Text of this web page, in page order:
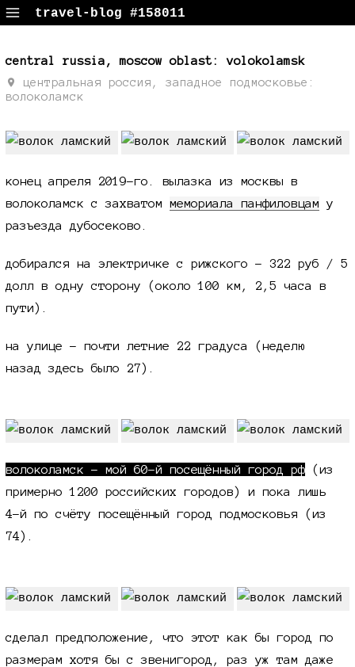
travel-blog #158011
central russia, moscow oblast: volokolamsk
центральная россия, западное подмосковье:
волоколамск
конец апреля 2019-го. вылазка из москвы в
волоколамск с захватом мемориала панфиловцам у
разъезда дубосеково.
добирался на электричке с рижского - 322 руб / 5
долл в одну сторону (около 100 км, 2,5 часа в
пути).
на улице - почти летние 22 градуса (неделю
назад здесь было 27).
волоколамск - мой 60-й посещённый город рф (из
примерно 1200 российских городов) и пока лишь
4-й по счёту посещённый город подмосковья (из
74).
сделал предположение, что этот как бы город по
размерам хотя бы с звенигород, раз уж там даже